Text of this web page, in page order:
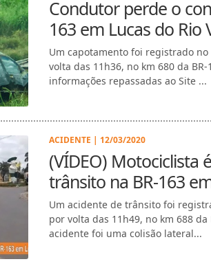
Condutor perde o
163 em Lucas do Rio
Um capotamento foi registrado
volta das 11h36, no km 680 da
informações repassadas ao Site ...
ACIDENTE | 12/03/2020
(VÍDEO) Motociclista
trânsito na BR-163
Um acidente de trânsito foi
por volta das 11h49, no km 688 da
acidente foi uma colisão lateral...